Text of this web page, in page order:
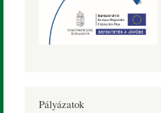
Pályázatok